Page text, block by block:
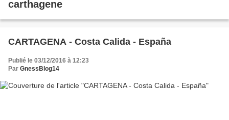
carthagene
CARTAGENA - Costa Calida - España
Publié le 03/12/2016 à 12:23
Par GnessBlog14